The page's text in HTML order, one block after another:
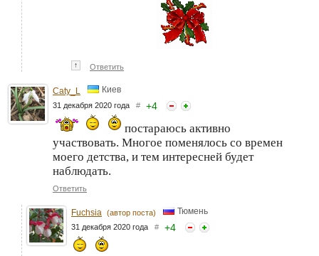
↑ Ответить
Caty_L Киев
31 декабря 2020 года # +4
постараюсь активно
участвовать. Многое поменялось со времен
моего детства, и тем интересней будет
наблюдать.
Ответить
Fuchsia (автор поста) Тюмень
31 декабря 2020 года # +4